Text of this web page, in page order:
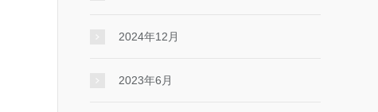
2024年12月
2023年6月